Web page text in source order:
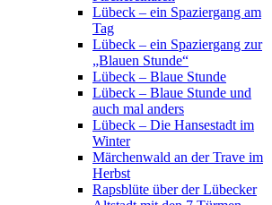
Lübeck – ein Spaziergang am
Tag
Lübeck – ein Spaziergang zur
„Blauen Stunde“
Lübeck – Blaue Stunde
Lübeck – Blaue Stunde und
auch mal anders
Lübeck – Die Hansestadt im
Winter
Märchenwald an der Trave im
Herbst
Rapsblüte über der Lübecker